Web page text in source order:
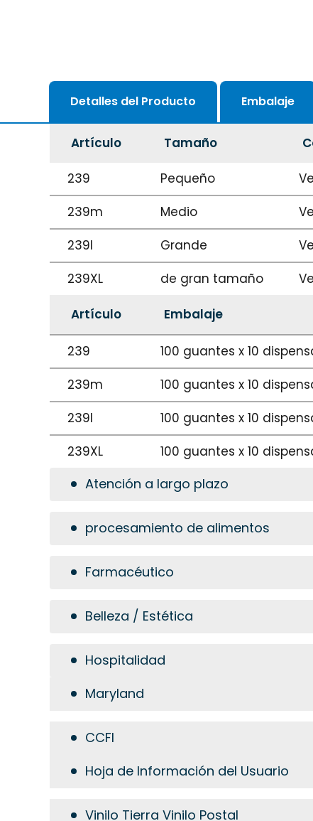
Detalles del Producto Embalaje
Artículo Tamaño
239 Pequeño
239m
Medio
239l
Grande
239XL
de gran tamaño
Artículo Embalaje
239 100 guantes x 10
239m
100 guantes x 10
239l
100 guantes x 10
239XL
100 guantes x 10
Atención a largo plazo
procesamiento de alimentos
Farmacéutico
Belleza / Estética
Hospitalidad
Maryland
CCFI
Hoja de Información del Usuario
Vinilo Tierra Vinilo Postal